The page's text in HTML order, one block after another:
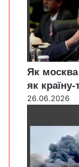
Як
як
26.06.2026